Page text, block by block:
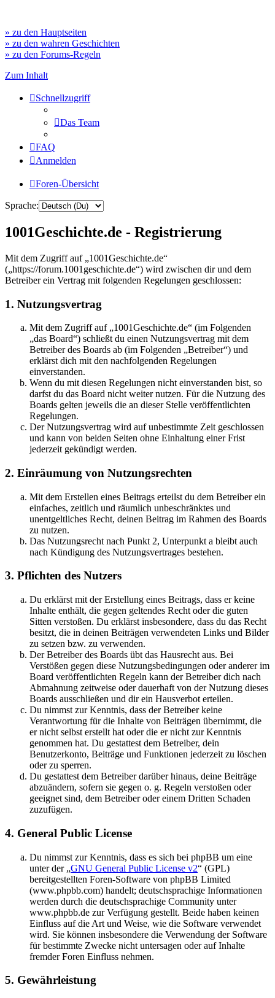
» zu den Hauptseiten
» zu den wahren Geschichten
» zu den Forums-Regeln
Zum Inhalt
Schnellzugriff
Das Team
FAQ
Anmelden
Foren-Übersicht
Sprache:
1001Geschichte.de - Registrierung
Mit dem Zugriff auf „1001Geschichte.de“
(„https://forum.1001geschichte.de“) wird zwischen dir und dem
Betreiber ein Vertrag mit folgenden Regelungen geschlossen:
1. Nutzungsvertrag
Mit dem Zugriff auf „1001Geschichte.de“ (im Folgenden
„das Board“) schließt du einen Nutzungsvertrag mit dem
Betreiber des Boards ab (im Folgenden „Betreiber“) und
erklärst dich mit den nachfolgenden Regelungen
einverstanden.
Wenn du mit diesen Regelungen nicht einverstanden bist, so
darfst du das Board nicht weiter nutzen. Für die Nutzung des
Boards gelten jeweils die an dieser Stelle veröffentlichten
Regelungen.
Der Nutzungsvertrag wird auf unbestimmte Zeit geschlossen
und kann von beiden Seiten ohne Einhaltung einer Frist
jederzeit gekündigt werden.
2. Einräumung von Nutzungsrechten
Mit dem Erstellen eines Beitrags erteilst du dem Betreiber ein
einfaches, zeitlich und räumlich unbeschränktes und
unentgeltliches Recht, deinen Beitrag im Rahmen des Boards
zu nutzen.
Das Nutzungsrecht nach Punkt 2, Unterpunkt a bleibt auch
nach Kündigung des Nutzungsvertrages bestehen.
3. Pflichten des Nutzers
Du erklärst mit der Erstellung eines Beitrags, dass er keine
Inhalte enthält, die gegen geltendes Recht oder die guten
Sitten verstoßen. Du erklärst insbesondere, dass du das Recht
besitzt, die in deinen Beiträgen verwendeten Links und Bilder
zu setzen bzw. zu verwenden.
Der Betreiber des Boards übt das Hausrecht aus. Bei
Verstößen gegen diese Nutzungsbedingungen oder anderer im
Board veröffentlichten Regeln kann der Betreiber dich nach
Abmahnung zeitweise oder dauerhaft von der Nutzung dieses
Boards ausschließen und dir ein Hausverbot erteilen.
Du nimmst zur Kenntnis, dass der Betreiber keine
Verantwortung für die Inhalte von Beiträgen übernimmt, die
er nicht selbst erstellt hat oder die er nicht zur Kenntnis
genommen hat. Du gestattest dem Betreiber, dein
Benutzerkonto, Beiträge und Funktionen jederzeit zu löschen
oder zu sperren.
Du gestattest dem Betreiber darüber hinaus, deine Beiträge
abzuändern, sofern sie gegen o. g. Regeln verstoßen oder
geeignet sind, dem Betreiber oder einem Dritten Schaden
zuzufügen.
4. General Public License
Du nimmst zur Kenntnis, dass es sich bei phpBB um eine
unter der „GNU General Public License v2“ (GPL)
bereitgestellten Foren-Software von phpBB Limited
(www.phpbb.com) handelt; deutschsprachige Informationen
werden durch die deutschsprachige Community unter
www.phpbb.de zur Verfügung gestellt. Beide haben keinen
Einfluss auf die Art und Weise, wie die Software verwendet
wird. Sie können insbesondere die Verwendung der Software
für bestimmte Zwecke nicht untersagen oder auf Inhalte
fremder Foren Einfluss nehmen.
5. Gewährleistung